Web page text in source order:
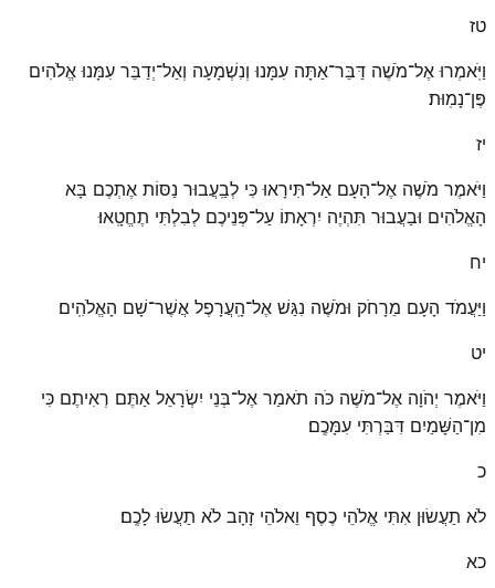
טז
וַיֹּֽאמְרוּ אֶל־מֹשֶׁה דַּבֵּר־אַתָּה עִמָּנוּ וְנִשְׁמָעָה וְאַל־יְדַבֵּר עִמָּנוּ אֱלֹהִים
פֶּן־נָמֽוּת׃
יז
וַיֹּאמֶר מֹשֶׁה אֶל־הָעָם אַל־תִּירָאוּ כִּי לְבַֽעֲבוּר נַסּוֹת אֶתְכֶם בָּא
הָאֱלֹהִים וּבַעֲבוּר תִּהְיֶה יִרְאָתוֹ עַל־פְּנֵיכֶם לְבִלְתִּי תֶחֱטָֽאוּ׃
יח
וַיַּעֲמֹד הָעָם מֵרָחֹק וּמֹשֶׁה נִגַּשׁ אֶל־הָֽעֲרָפֶל אֲשֶׁר־שָׁם הָאֱלֹהִֽים׃
יט
וַיֹּאמֶר יְהֹוָה אֶל־מֹשֶׁה כֹּה תֹאמַר אֶל־בְּנֵי יִשְׂרָאֵל אַתֶּם רְאִיתֶם כִּי
מִן־הַשָּׁמַיִם דִּבַּרְתִּי עִמָּכֶֽם׃
כ
לֹא תַעֲשׂוּן אִתִּי אֱלֹהֵי כֶסֶף וֵאלֹהֵי זָהָב לֹא תַעֲשׂוּ לָכֶֽם׃
כא